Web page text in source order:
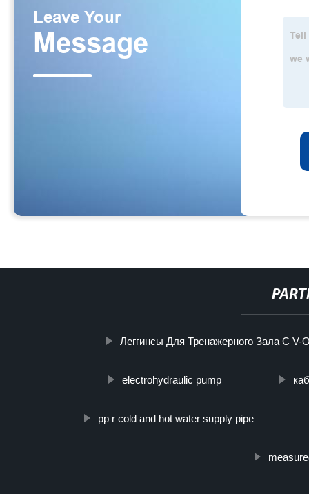
Леггинсы Для Тренажерного Зала С
electrohydraulic pump
pp r cold and hot water supply pipe